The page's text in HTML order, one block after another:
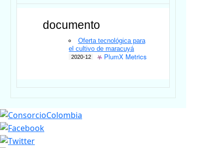
documento
Oferta tecnológica para
el cultivo de maracuyá
2020-12 PlumX Metrics